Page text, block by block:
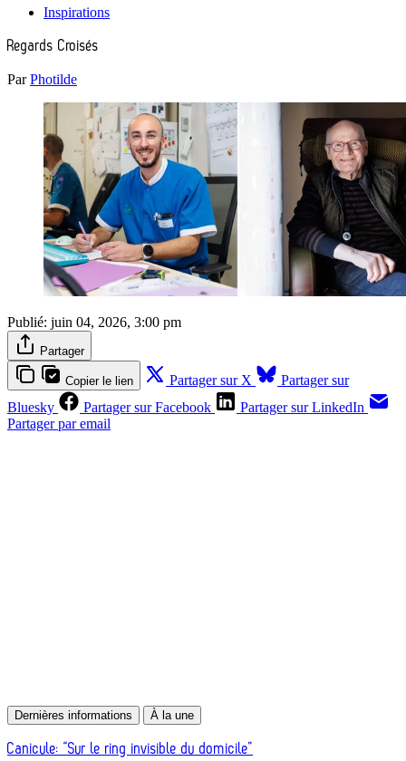
Inspirations
Regards Croisés
Par Photilde
Publié: juin 04, 2026, 3:00 pm
Partager
Copier le lien Partager sur X
Partager sur
Bluesky
Partager sur Facebook
Partager sur LinkedIn
Partager par email
Dernières informations À la une
Canicule: “Sur le ring invisible du domicile”